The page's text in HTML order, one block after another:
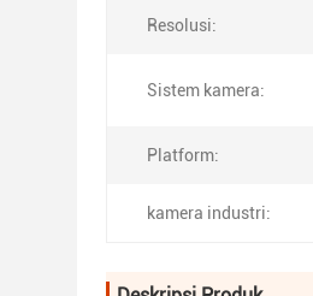
Resolusi:
Sistem kamera:
Platform:
kamera industri: